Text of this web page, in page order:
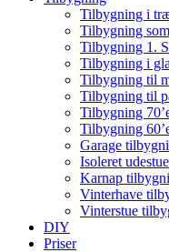
Tilbygning i
Tilbygning
Tilbygning 1.
Tilbygning i
Tilbygning til
Tilbygning til
Tilbygning
Tilbygning
Garage
Isoleret
Karnap
Vinterhave
Vinterstue
DIY
Priser